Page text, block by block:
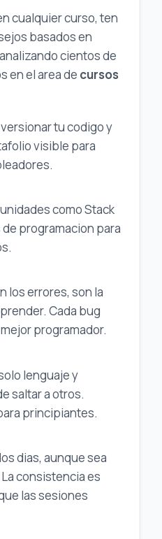
cualquier curso, ten
basados en
cientos de
en el area de cursos
tu codigo y
visible para
como Stack
programacion para
los errores, son la
Cada bug
programador.
lenguaje y
saltar a otros.
principiantes.
dias, aunque sea
consistencia es
las sesiones